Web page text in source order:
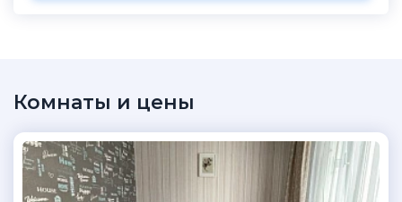
Комнаты и цены